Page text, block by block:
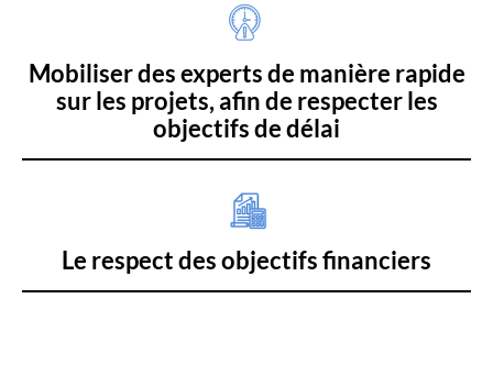
Mobiliser des experts de manière rapide
sur les projets, afin de respecter les
objectifs de délai
Le respect des objectifs financiers